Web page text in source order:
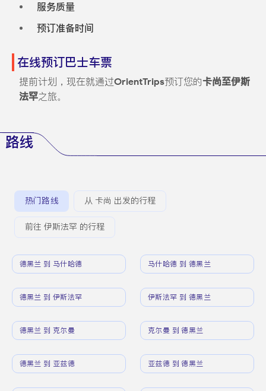
服务质量
预订准备时间
在线预订巴士车票
提前计划，现在就通过OrientTrips预订您的卡尚至伊斯
法罕之旅。
路线
热门路线 从 卡尚 出发的行程
前往 伊斯法罕 的行程
德黑兰 到 马什哈德 马什哈德 到 德黑兰
德黑兰 到 伊斯法罕 伊斯法罕 到 德黑兰
德黑兰 到 克尔曼 克尔曼 到 德黑兰
德黑兰 到 亚兹德 亚兹德 到 德黑兰